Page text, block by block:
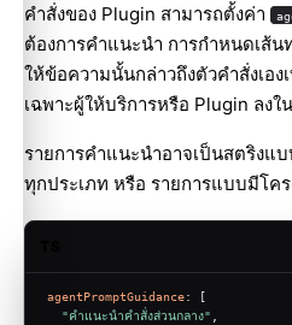
คำสั่งของ Plugin สามารถตั้งค่า
ต้องการคำแนะนำ การกำหนดเส้น
ให้ข้อความนั้นกล่าวถึงตัวคำสั่งเอง
เฉพาะผู้ให้บริการหรือ Plugin ลง
รายการคำแนะนำอาจเป็นสตริงแ
ทุกประเภท หรือ รายการแบบมีโคร
agentPromptGuidance: [
"คำแนะนำคำสั่งส่วนกลาง"